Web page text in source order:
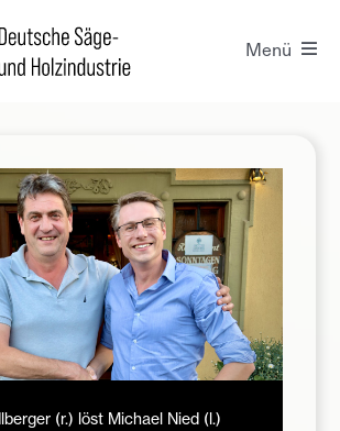
Menü
(r.) löst Michael Nied (l.)